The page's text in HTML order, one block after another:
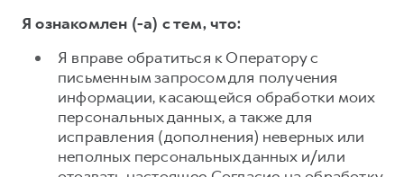
Я ознакомлен (-а) с тем, что:
Я вправе обратиться к Оператору с
письменным запросом для получения
информации, касающейся обработки моих
персональных данных, а также для
исправления (дополнения) неверных или
неполных персональных данных и/или